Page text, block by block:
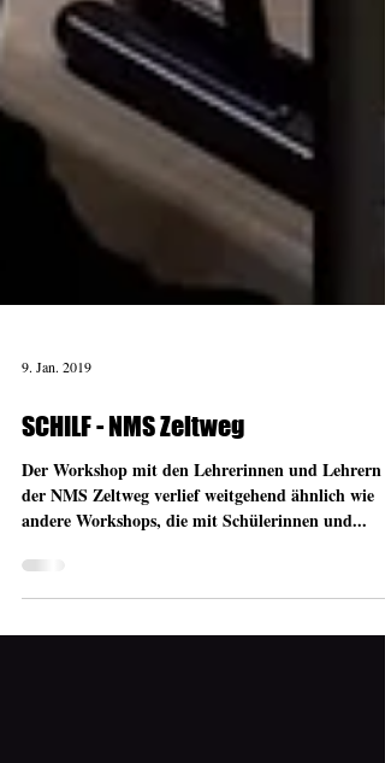
9. Jan. 2019
SCHILF - NMS Zeltweg
Der Workshop mit den Lehrerinnen und Lehrern
andere Workshops, die mit Schülerinnen und...